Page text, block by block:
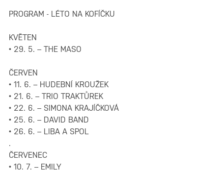
PROGRAM - LÉTO NA KOFÍČKU
KVĚTEN
• 29. 5. – THE MASO
ČERVEN
• 11. 6. – HUDEBNÍ KROUŽEK
• 21. 6. – TRIO TRAKTŮREK
• 22. 6. – SIMONA KRAJÍČKOVÁ
• 25. 6. – DAVID BAND
• 26. 6. – LIBA A SPOL
.
ČERVENEC
• 10. 7. – EMILY